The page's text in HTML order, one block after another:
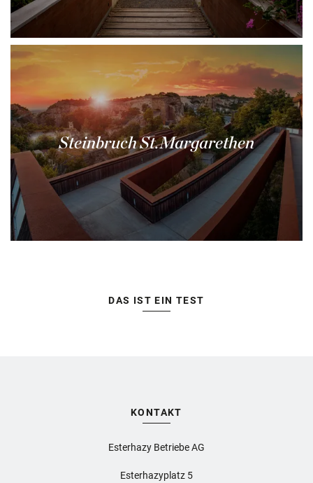
Steinbruch St.Margarethen
DAS IST EIN TEST
KONTAKT
Esterhazy Betriebe AG
Esterhazyplatz 5